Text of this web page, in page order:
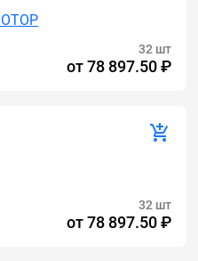
32 шт
от78 897.50 ₽
32 шт
от78 897.50 ₽